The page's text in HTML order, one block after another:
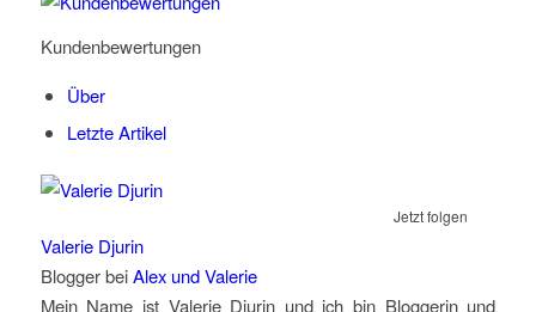
Kundenbewertungen
Über
Letzte Artikel
Jetzt folgen
Valerie Djurin
BloggerbeiAlex und Valerie
Mein Name ist Valerie Djurin und ich bin Bloggerin und